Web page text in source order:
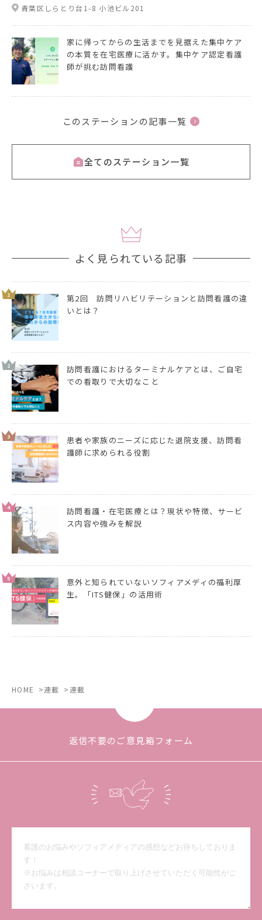
青葉区しらとり台1-8 小池ビル201
家に帰ってからの生活までを見据えた集中ケア
の本質を在宅医療に活かす。集中ケア認定看護
師が挑む訪問看護
このステーションの記事一覧
全てのステーション一覧
よく見られている記事
1
第2回 訪問リハビリテーションと訪問看護の違
いとは？
2
訪問看護におけるターミナルケアとは、ご自宅
での看取りで大切なこと
3
患者や家族のニーズに応じた退院支援、訪問看
護師に求められる役割
4
訪問看護・在宅医療とは？現状や特徴、サービ
ス内容や強みを解説
5
意外と知られていないソフィアメディの福利厚
生。「ITS健保」の活用術
HOME 連載 連載
返信不要のご意見箱フォーム